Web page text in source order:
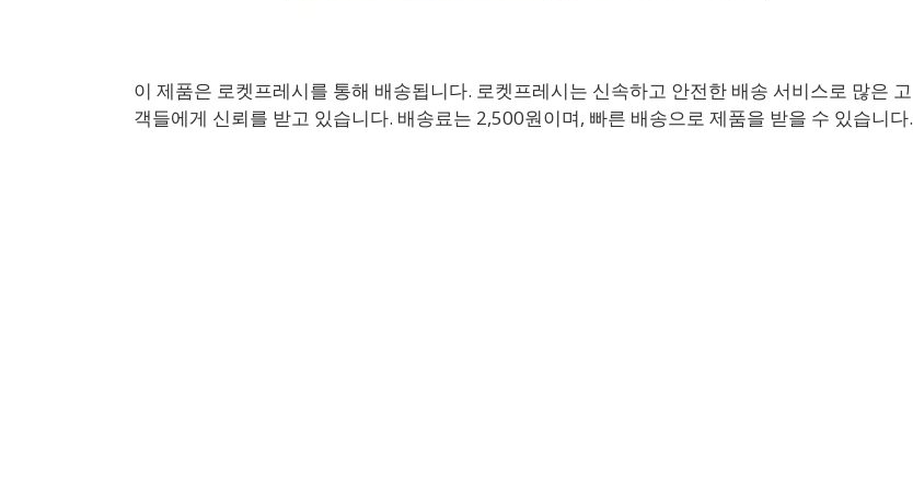
이 제품은 로켓프레시를 통해 배송됩니다. 로켓프레시는 신속하고 안전한 배송 서비스로 많은 고
객들에게 신뢰를 받고 있습니다. 배송료는 2,500원이며, 빠른 배송으로 제품을 받을 수 있습니다.